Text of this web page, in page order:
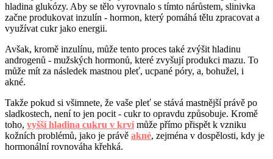
hladina glukózy. Aby se tělo vyrovnalo s tímto nárůstem, slinivka
začne produkovat inzulín - hormon, který pomáhá tělu zpracovat a
využívat cukr jako energii.
Avšak, kromě inzulínu, může tento proces také zvýšit hladinu
androgenů - mužských hormonů, které zvyšují produkci mazu. To
může mít za následek mastnou pleť, ucpané póry, a, bohužel, i
akné.
Takže pokud si všimnete, že vaše pleť se stává mastnější právě po
sladkostech, není to jen pocit - cukr to opravdu způsobuje. Kromě
toho, vyšší hladina cukru v krvi může přímo přispět k vzniku
kožních problémů, jako je právě akné, zejména v dospělosti, kdy je
hormonální rovnováha křehká.